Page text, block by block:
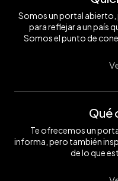
Somos un portal
para reflejar a un país
Somos el punto de
Qué
Te ofrecemos un
informa, pero también
de lo que